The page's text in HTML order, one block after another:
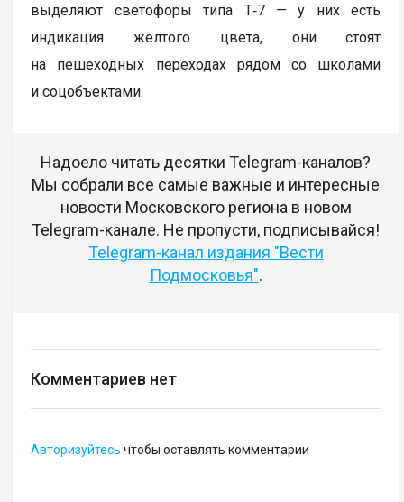
выделяют светофоры типа Т‑7 — у них есть
индикация желтого цвета, они стоят
на пешеходных переходах рядом со школами
и соцобъектами.
Надоело читать десятки Telegram-каналов?
Мы собрали все самые важные и интересные
новости Московского региона в новом
Telegram-канале. Не пропусти, подписывайся!
Telegram-канал издания "Вести
Подмосковья".
Комментариев нет
Авторизуйтесь чтобы оставлять комментарии